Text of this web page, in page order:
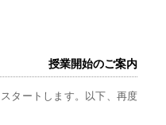
授業開始のご案内
タートします。以下、再度